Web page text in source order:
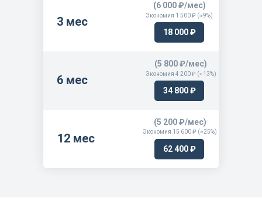
(5 200 ₽/мес)
Экономия 15 600 ₽ (≈25%)
62 400 ₽
34 800 ₽
Экономия 4 200 ₽ (≈13%)
(5 800 ₽/мес)
Экономия 1 500 ₽ (≈9%)
(6 000 ₽/мес)
18 000 ₽
12 мес
6 мес
3 мес